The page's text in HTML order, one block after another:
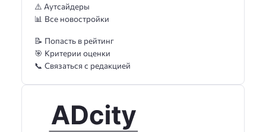
⚠️ Аутсайдеры
📊 Все новостройки
📝 Попасть в рейтинг
🎯 Критерии оценки
📞 Связаться с редакцией